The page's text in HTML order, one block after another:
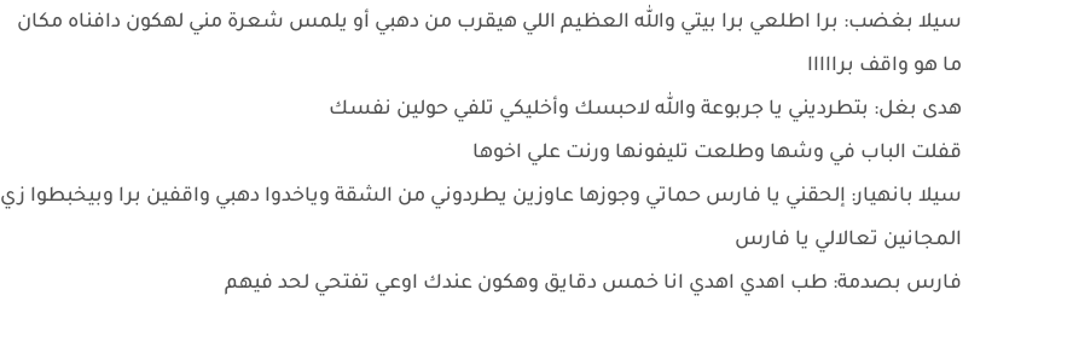
سيلا بغضب: برا اطلعي برا بيتي والله العظيم اللي هيقرب من دهبي أو يلمس شعرة مني لهكون دافناه مكان
ما هو واقف برااااا
هدى بغل: بتطرديني يا جربوعة والله لاحبسك وأخليكي تلفي حولين نفسك
قفلت الباب في وشها وطلعت تليفونها ورنت علي اخوها
سيلا بانهيار: إلحقني يا فارس حماتي وجوزها عاوزين يطردوني من الشقة وياخدوا دهبي واقفين برا وبيخبطوا زي
المجانين تعالالي يا فارس
فارس بصدمة: طب اهدي اهدي انا خمس دقايق وهكون عندك اوعي تفتحي لحد فيهم